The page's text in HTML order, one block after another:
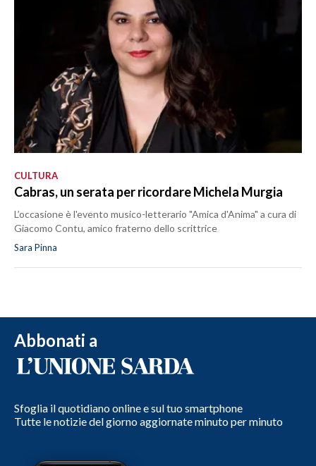
CULTURA
Cabras, un serata per ricordare Michela Murgia
L’occasione è l'evento musico-letterario "Amica d'Anima" a cura di
Giacomo Contu, amico fraterno dello scrittrice
Sara Pinna
Abbonati a
Sfoglia il quotidiano online e sul tuo smartphone
Tutte le notizie del giorno aggiornate minuto per minuto